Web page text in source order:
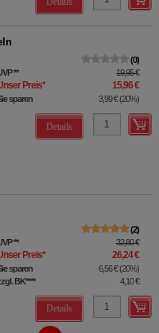
0
** 19,95 €
Preis* 15,96 €
sparen 3,99 €(20%)
Details
2
** 32,80 €
Preis* 26,24 €
sparen 6,56 €(20%)
BK**** 4,10 €
Details